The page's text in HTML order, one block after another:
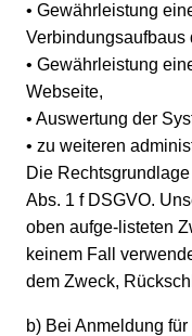
• Gewährleistung
Verbindungsaufbaus
• Gewährleistung
Webseite,
• Auswertung der
• zu weiteren
Die
Abs. 1 f DSGVO.
oben aufge-listeten
keinem Fall
dem Zweck,
b) Bei Anmeldung